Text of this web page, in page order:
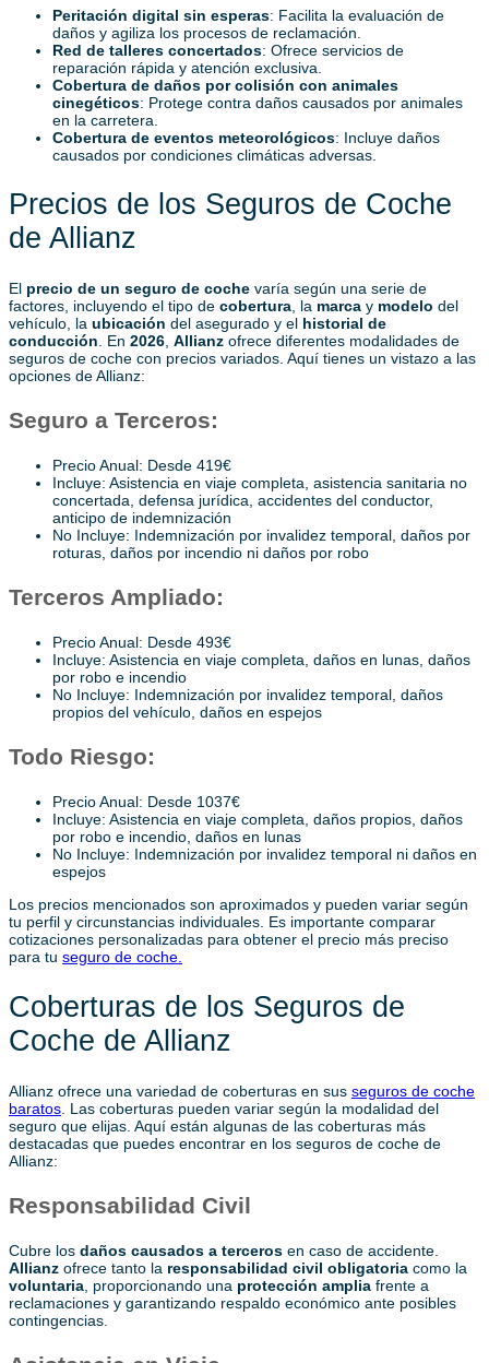
Peritación digital sin esperas: Facilita la evaluación de
daños y agiliza los procesos de reclamación.
Red de talleres concertados: Ofrece servicios de
reparación rápida y atención exclusiva.
Cobertura de daños por colisión con animales
cinegéticos: Protege contra daños causados por animales
en la carretera.
Cobertura de eventos meteorológicos: Incluye daños
causados por condiciones climáticas adversas.
Precios de los Seguros de Coche
de Allianz
El precio de un seguro de coche varía según una serie de
factores, incluyendo el tipo de cobertura, la marca y modelo del
vehículo, la ubicación del asegurado y el historial de
conducción. En 2026, Allianz ofrece diferentes modalidades de
seguros de coche con precios variados. Aquí tienes un vistazo a las
opciones de Allianz:
Seguro a Terceros:
Precio Anual: Desde 419€
Incluye: Asistencia en viaje completa, asistencia sanitaria no
concertada, defensa jurídica, accidentes del conductor,
anticipo de indemnización
No Incluye: Indemnización por invalidez temporal, daños por
roturas, daños por incendio ni daños por robo
Terceros Ampliado:
Precio Anual: Desde 493€
Incluye: Asistencia en viaje completa, daños en lunas, daños
por robo e incendio
No Incluye: Indemnización por invalidez temporal, daños
propios del vehículo, daños en espejos
Todo Riesgo:
Precio Anual: Desde 1037€
Incluye: Asistencia en viaje completa, daños propios, daños
por robo e incendio, daños en lunas
No Incluye: Indemnización por invalidez temporal ni daños en
espejos
Los precios mencionados son aproximados y pueden variar según
tu perfil y circunstancias individuales. Es importante comparar
cotizaciones personalizadas para obtener el precio más preciso
para tu seguro de coche.
Coberturas de los Seguros de
Coche de Allianz
Allianz ofrece una variedad de coberturas en sus seguros de coche
baratos. Las coberturas pueden variar según la modalidad del
seguro que elijas. Aquí están algunas de las coberturas más
destacadas que puedes encontrar en los seguros de coche de
Allianz:
Responsabilidad Civil
Cubre los daños causados a terceros en caso de accidente.
Allianz ofrece tanto la responsabilidad civil obligatoria como la
voluntaria, proporcionando una protección amplia frente a
reclamaciones y garantizando respaldo económico ante posibles
contingencias.